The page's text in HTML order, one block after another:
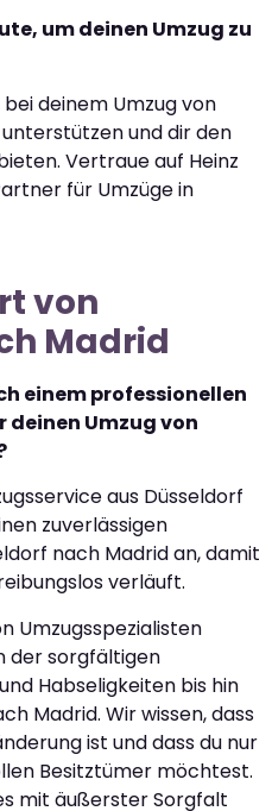
um deinen Umzug zu
deinem Umzug von
und dir den
Vertraue auf Heinz
für Umzüge in
von
Madrid
einem professionellen
Umzug von
aus Düsseldorf
zuverlässigen
nach Madrid an, damit
verläuft.
Umzugsspezialisten
der sorgfältigen
Habseligkeiten bis hin
Madrid. Wir wissen, dass
ist und dass du nur
Besitztümer möchtest.
mit äußerster Sorgfalt